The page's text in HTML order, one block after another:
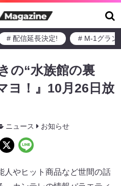
# 配信延長決定! # M-1グラン
の“水族館の裏
ヨ！』10月26日放
ニュース お知らせ
人やヒット商品など世間の話